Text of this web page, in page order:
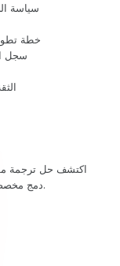
سياسة
خطة
سجل
اكتشف حل ترجمة
دمج مخصصة، وضمان استمرارية العمل، وأكثر من ذلك بكثير.